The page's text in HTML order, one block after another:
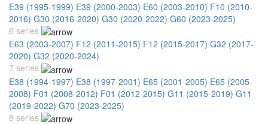
E39 (1995-1999) E39 (2000-2003) E60 (2003-2010) F10 (2010-
2016) G30 (2016-2020) G30 (2020-2022) G60 (2023-2025)
6 series
E63 (2003-2007) F12 (2011-2015) F12 (2015-2017) G32 (2017-
2020) G32 (2020-2024)
7 series
E38 (1994-1997) E38 (1997-2001) E65 (2001-2005) E65 (2005-
2008) F01 (2008-2012) F01 (2012-2015) G11 (2015-2019) G11
(2019-2022) G70 (2023-2025)
8 series